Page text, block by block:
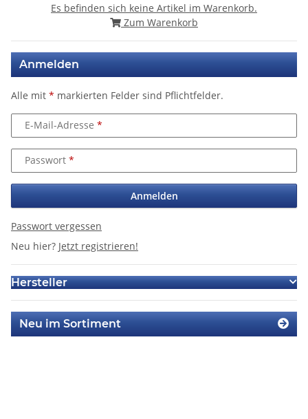
Es befinden sich keine Artikel im Warenkorb.
Zum Warenkorb
Anmelden
Alle mit * markierten Felder sind Pflichtfelder.
E-Mail-Adresse
Passwort
Anmelden
Passwort vergessen
Neu hier? Jetzt registrieren!
Hersteller
Neu im Sortiment